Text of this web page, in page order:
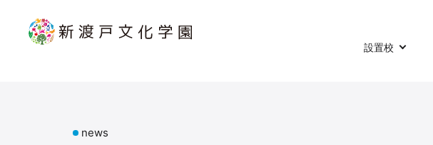
設置校
news